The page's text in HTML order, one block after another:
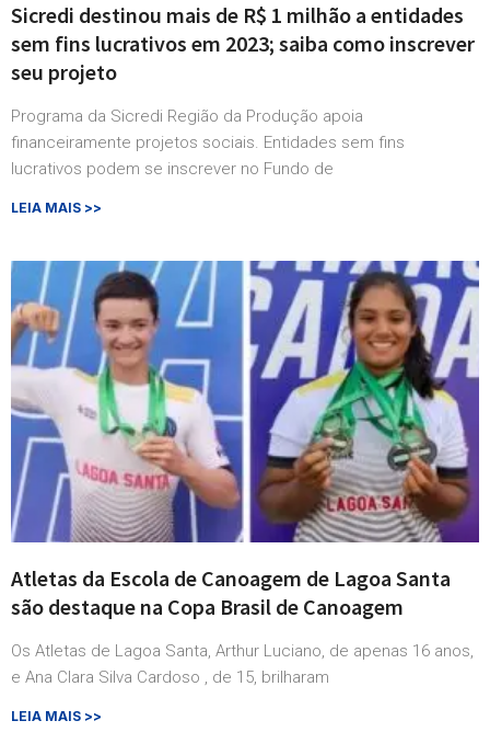
Sicredi destinou mais de R$ 1 milhão a entidades
sem fins lucrativos em 2023; saiba como inscrever
seu projeto
Programa da Sicredi Região da Produção apoia
financeiramente projetos sociais. Entidades sem fins
lucrativos podem se inscrever no Fundo de
LEIA MAIS >>
Atletas da Escola de Canoagem de Lagoa Santa
são destaque na Copa Brasil de Canoagem
Os Atletas de Lagoa Santa, Arthur Luciano, de apenas 16 anos,
e Ana Clara Silva Cardoso , de 15, brilharam
LEIA MAIS >>